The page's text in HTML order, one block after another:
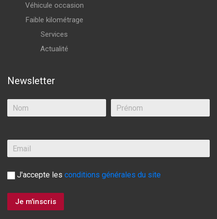
Véhicule occasion
Faible kilométrage
Services
Actualité
Newsletter
J'accepte les conditions générales du site